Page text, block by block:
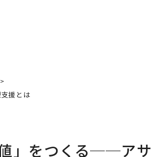
援とは
」をつくる──アサ